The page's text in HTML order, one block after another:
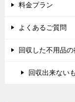
料金プラン
よくあるご質問
回収した不用品
回収出来ない